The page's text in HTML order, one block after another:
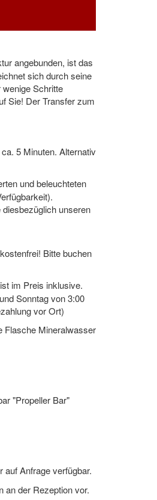
angebunden, ist das
sich durch seine
Schritte
Sie! Der Transfer zum
5 Minuten. Alternativ
und beleuchteten
unseren
Bitte buchen
im Preis inklusive.
Sonntag von 3:00
vor Ort)
Flasche Mineralwasser
"Propeller Bar"
auf Anfrage verfügbar.
an der Rezeption vor.